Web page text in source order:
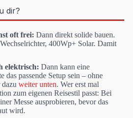
dir?
oft frei: Dann direkt solide bauen.
400Wp+ Solar. Damit
elektrisch: Dann kann eine
das passende Setup sein – ohne
weiter unten. Wer erst mal
zum eigenen Reisestil passt: Bei
Messe ausprobieren, bevor das
wird.